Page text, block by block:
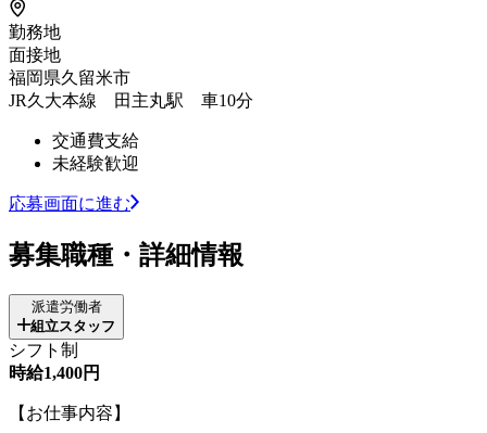
勤務地
面接地
福岡県久留米市
JR久大本線 田主丸駅 車10分
交通費支給
未経験歓迎
応募画面に進む
募集職種・詳細情報
派遣労働者
組立スタッフ
シフト制
時給1,400円
【お仕事内容】